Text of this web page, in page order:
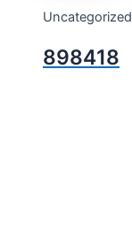
Uncategorized
898418